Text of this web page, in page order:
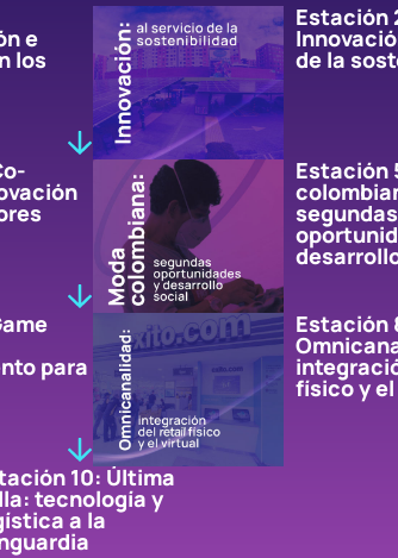
e
los
Estación
de la
Estación
segundas
para
Estación
físico y
10: Última
tecnología y
a la